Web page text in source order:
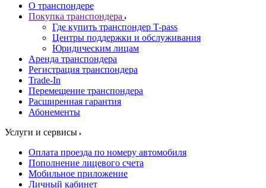
О транспондере
Покупка транспондера
Где купить транспондер T-pass
Центры поддержки и обслуживания
Юридическим лицам
Аренда транспондера
Регистрация транспондера
Trade-In
Перемещение транспондера
Расширенная гарантия
Абонементы
Услуги и сервисы
Оплата проезда по номеру автомобиля
Пополнение лицевого счета
Мобильное приложение
Личный кабинет